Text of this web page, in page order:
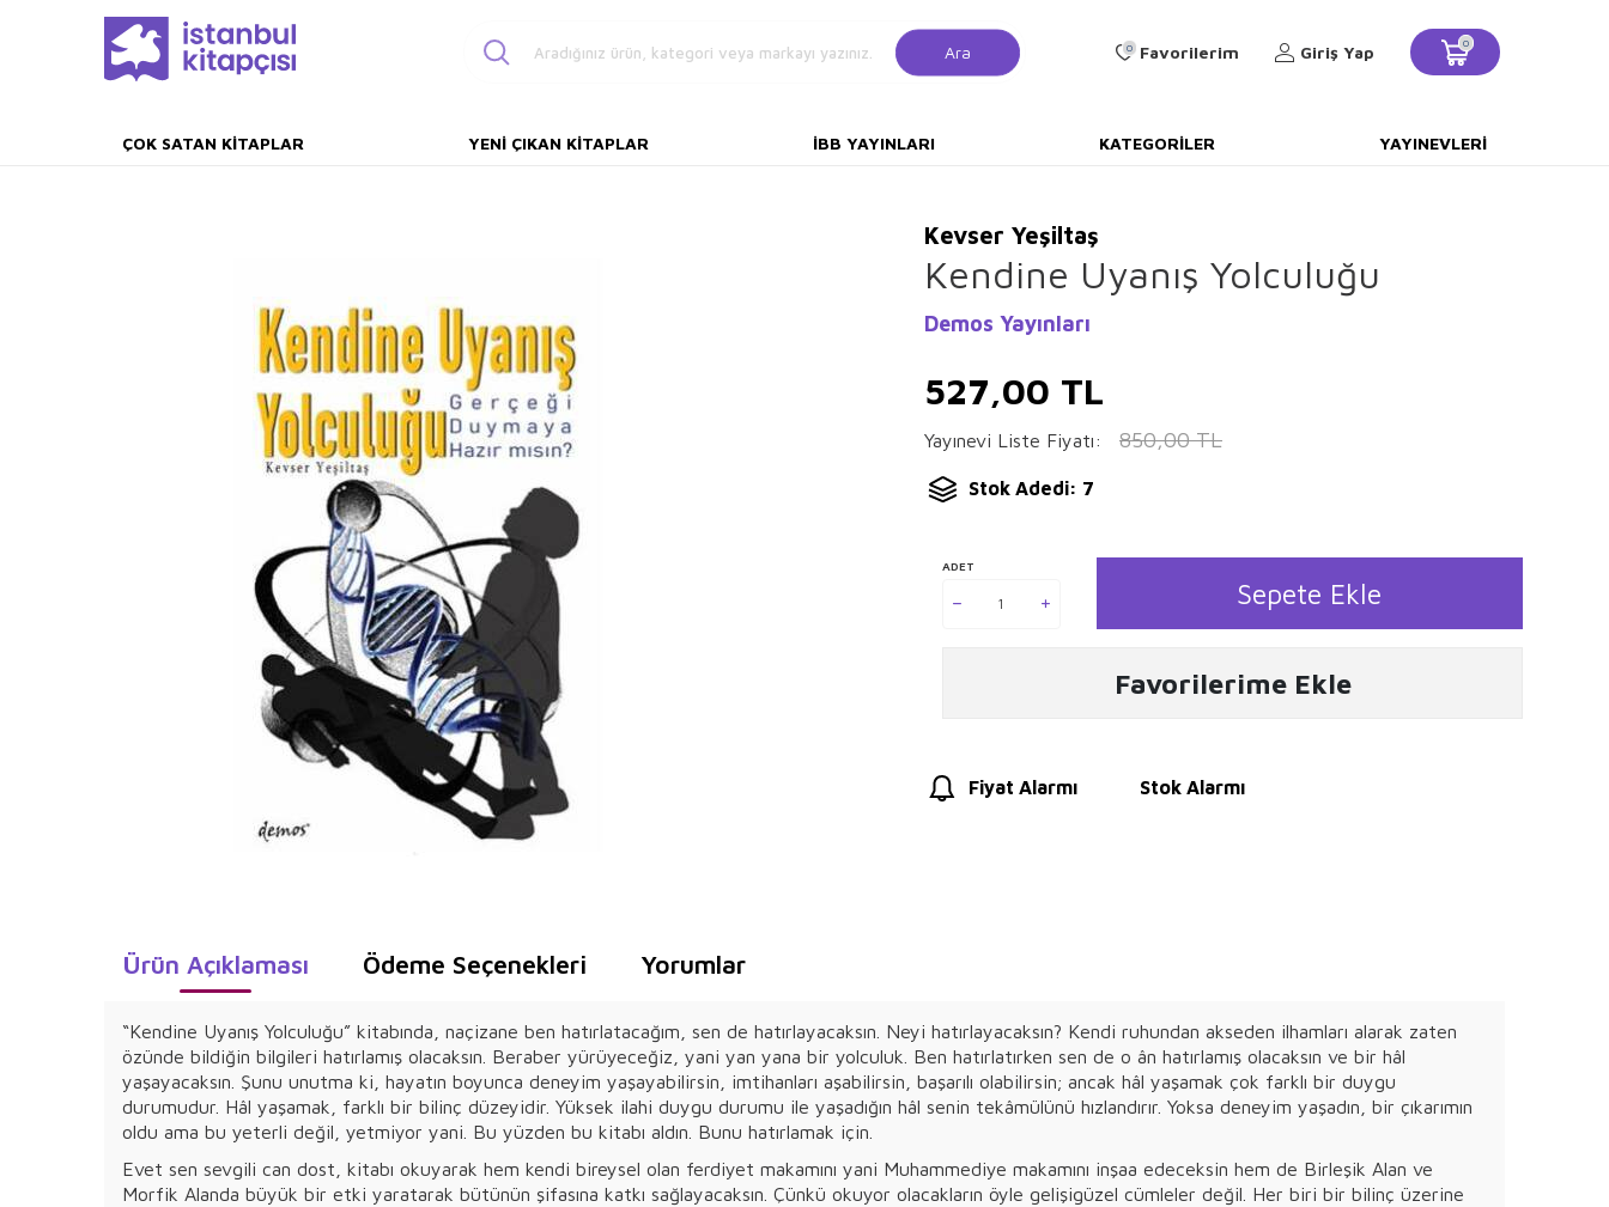
Ara 0 Favorilerim Giriş Yap 0
ÇOK SATAN KITAPLAR YENI ÇIKAN KITAPLAR İBB YAYINLARI KATEGORILER YAYINEVLERI
Kevser Yeşiltaş
Kendine Uyanış Yolculuğu
Demos Yayınları
527,00 TL
Yayınevi Liste Fiyatı: 850,00TL
Stok Adedi: 7
ADET
Sepete Ekle
Favorilerime Ekle
Fiyat Alarmı Stok Alarmı
Ürün Açıklaması Ödeme Seçenekleri Yorumlar
“Kendine Uyanış Yolculuğu” kitabında, naçizane ben hatırlatacağım, sen de hatırlayacaksın. Neyi hatırlayacaksın? Kendi ruhundan akseden ilhamları alarak zaten
özünde bildiğin bilgileri hatırlamış olacaksın. Beraber yürüyeceğiz, yani yan yana bir yolculuk. Ben hatırlatırken sen de o ân hatırlamış olacaksın ve bir hâl
yaşayacaksın. Şunu unutma ki, hayatın boyunca deneyim yaşayabilirsin, imtihanları aşabilirsin, başarılı olabilirsin; ancak hâl yaşamak çok farklı bir duygu
durumudur. Hâl yaşamak, farklı bir bilinç düzeyidir. Yüksek ilahi duygu durumu ile yaşadığın hâl senin tekâmülünü hızlandırır. Yoksa deneyim yaşadın, bir çıkarımın
oldu ama bu yeterli değil, yetmiyor yani. Bu yüzden bu kitabı aldın. Bunu hatırlamak için.
Evet sen sevgili can dost, kitabı okuyarak hem kendi bireysel olan ferdiyet makamını yani Muhammediye makamını inşaa edeceksin hem de Birleşik Alan ve
Morfik Alanda büyük bir etki yaratarak bütünün şifasına katkı sağlayacaksın. Çünkü okuyor olacakların öyle gelişigüzel cümleler değil. Her biri bir bilinç üzerine